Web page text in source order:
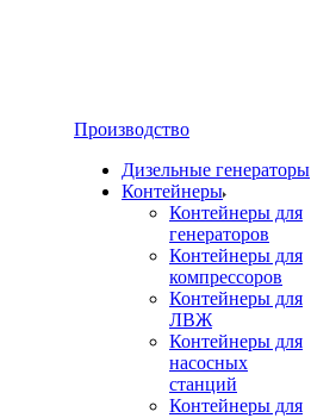
Производство
Дизельные генераторы
Контейнеры
Контейнеры для
генераторов
Контейнеры для
компрессоров
Контейнеры для
ЛВЖ
Контейнеры для
насосных
станций
Контейнеры для